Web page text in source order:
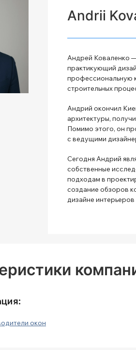
Andrii
Андрей Коваленко
практикующий
профессиональную
строительных
Андрий окончил
архитектуры,
Помимо этого, он
с ведущими
Сегодня Андрий
собственные
подходам в
создание обзоров
дизайне интерьеров
окон